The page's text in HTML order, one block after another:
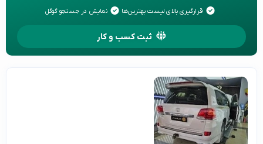
قرارگیری بالای لیست بهترین‌ها نمایش در جستجو گوگل
ثبت کسب و کار